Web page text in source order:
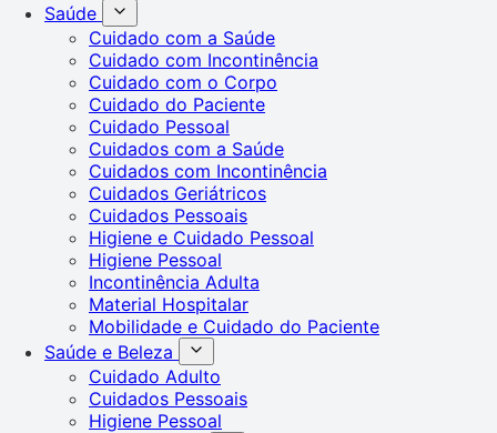
Saúde
Cuidado com a Saúde
Cuidado com Incontinência
Cuidado com o Corpo
Cuidado do Paciente
Cuidado Pessoal
Cuidados com a Saúde
Cuidados com Incontinência
Cuidados Geriátricos
Cuidados Pessoais
Higiene e Cuidado Pessoal
Higiene Pessoal
Incontinência Adulta
Material Hospitalar
Mobilidade e Cuidado do Paciente
Saúde e Beleza
Cuidado Adulto
Cuidados Pessoais
Higiene Pessoal